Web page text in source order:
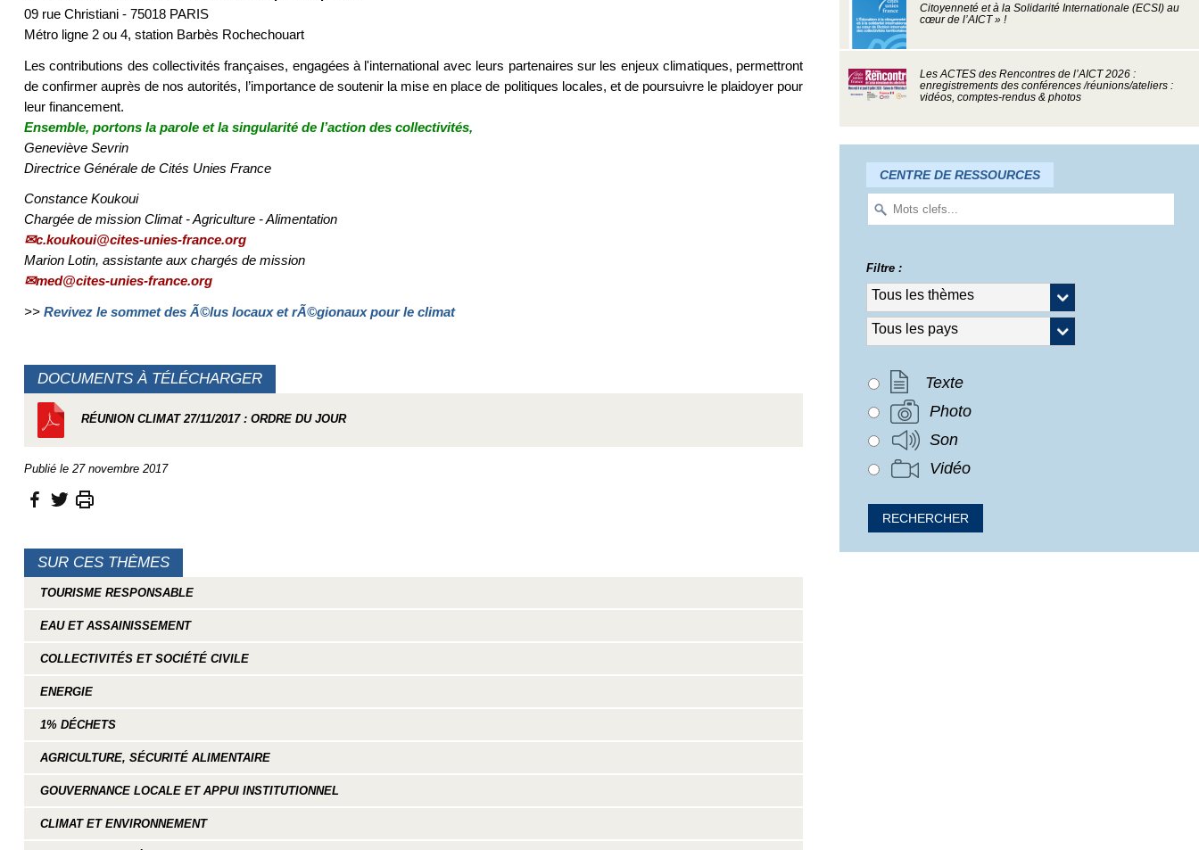
09 rue Christiani - 75018 PARIS
Métro ligne 2 ou 4, station Barbès Rochechouart
Les contributions des collectivités françaises, engagées à l'international avec leurs partenaires sur les enjeux climatiques, permettront
de confirmer auprès de nos autorités, l’importance de soutenir la mise en place de politiques locales, et de poursuivre le plaidoyer pour
leur financement.
Ensemble, portons la parole et la singularité de l’action des collectivités,
Geneviève Sevrin
Directrice Générale de Cités Unies France
Constance Koukoui
Chargée de mission Climat - Agriculture - Alimentation
c.koukoui@cites-unies-france.org
Marion Lotin, assistante aux chargés de mission
med@cites-unies-france.org
>> Revivez le sommet des Ã©lus locaux et rÃ©gionaux pour le climat
DOCUMENTS À TÉLÉCHARGER
RÉUNION CLIMAT 27/11/2017 : ORDRE DU JOUR
Publié le 27 novembre 2017
SUR CES THÈMES
TOURISME RESPONSABLE
EAU ET ASSAINISSEMENT
COLLECTIVITÉS ET SOCIÉTÉ CIVILE
ENERGIE
1% DÉCHETS
AGRICULTURE, SÉCURITÉ ALIMENTAIRE
GOUVERNANCE LOCALE ET APPUI INSTITUTIONNEL
CLIMAT ET ENVIRONNEMENT
Citoyenneté et à la Solidarité Internationale (ECSI) au
cœur de l’AICT » !
Les ACTES des Rencontres de l’AICT 2026 :
enregistrements des conférences /réunions/ateliers :
vidéos, comptes-rendus & photos
CENTRE DE RESSOURCES
Filtre :
Texte
Photo
Son
Vidéo